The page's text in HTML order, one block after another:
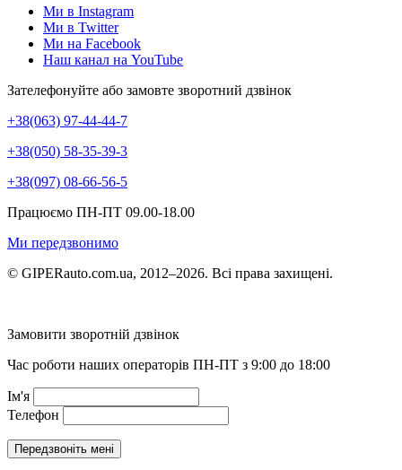
Ми в Instagram
Ми в Twitter
Ми на Facebook
Наш канал на YouTube
Зателефонуйте або замовте зворотний дзвінок
+38(063) 97-44-44-7
+38(050) 58-35-39-3
+38(097) 08-66-56-5
Працюємо ПН-ПТ 09.00-18.00
Ми передзвонимо
© GIPERauto.com.ua, 2012–2026. Всі права захищені.
Замовити зворотній дзвінок
Час роботи наших операторів ПН-ПТ з 9:00 до 18:00
Ім'я
Телефон